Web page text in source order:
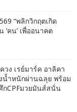
“พลิกวิกฤตเกิด
คน’ เพื่ออนาคต
วง เรย์มาร์ค อาลิคา
ำหนักผ่านฉลุย พร้อม
กCPFมวยมันส์สนั่น